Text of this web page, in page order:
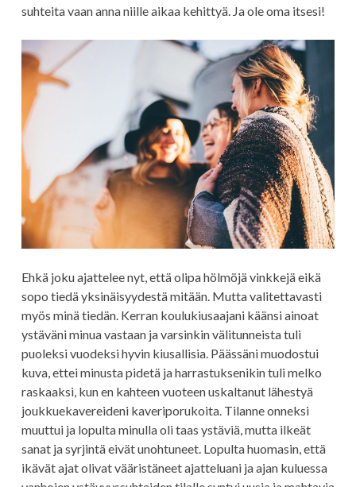
suhteita vaan anna niille aikaa kehittyä. Ja ole oma itsesi!
Ehkä joku ajattelee nyt, että olipa hölmöjä vinkkejä eikä
sopo tiedä yksinäisyydestä mitään. Mutta valitettavasti
myös minä tiedän. Kerran koulukiusaajani käänsi ainoat
ystäväni minua vastaan ja varsinkin välitunneista tuli
puoleksi vuodeksi hyvin kiusallisia. Päässäni muodostui
kuva, ettei minusta pidetä ja harrastuksenikin tuli melko
raskaaksi, kun en kahteen vuoteen uskaltanut lähestyä
joukkuekavereideni kaveriporukoita. Tilanne onneksi
muuttui ja lopulta minulla oli taas ystäviä, mutta ilkeät
sanat ja syrjintä eivät unohtuneet. Lopulta huomasin, että
ikävät ajat olivat vääristäneet ajatteluani ja ajan kuluessa